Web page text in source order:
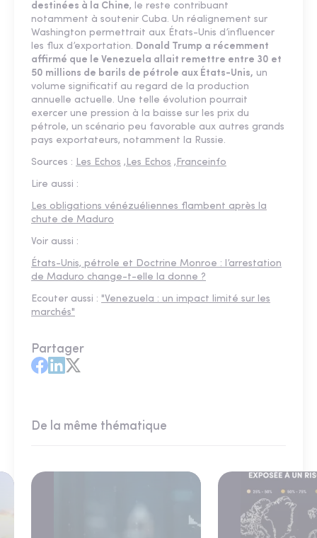
destinées à la Chine, le reste contribuant
notamment à soutenir Cuba. Un réalignement sur
Washington permettrait aux États-Unis d’influencer
les flux d’exportation. Donald Trump a récemment
affirmé que le Venezuela allait remettre entre 30 et
50 millions de barils de pétrole aux États-Unis, un
volume significatif au regard de la production
annuelle actuelle. Une telle évolution pourrait
exercer une pression à la baisse sur les prix du
pétrole, un scénario peu favorable aux autres grands
pays exportateurs, notamment la Russie.
Sources : Les Echos , Les Echos , Franceinfo
Lire aussi :
Les obligations vénézuéliennes flambent après la
chute de Maduro
Voir aussi :
États-Unis, pétrole et Doctrine Monroe : l’arrestation
de Maduro change-t-elle la donne ?
Ecouter aussi : "Venezuela : un impact limité sur les
marchés"
Partager
De la même thématique